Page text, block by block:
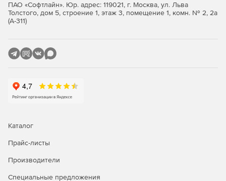
кодирования объектов и их характеристик в
соответствии с требованиями Роскартографии,
отображение мобильных объектов;
выполнение запросов на поиск объектов с
выполнение оверлейных операций над объектами
обработка матриц высот, качеств и геологических
профилирование);
ПАО «Софтлайн». Юр. адрес: 119021, г. Москва, ул. Льва
Толстого, дом 5, строение 1, этаж 3, помещение 1, комн. № 2, 2а
(А-311)
Каталог
Прайс-листы
Производители
Специальные предложения